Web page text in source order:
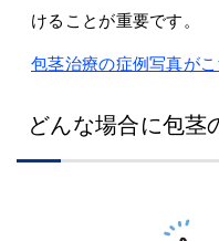
けることが重要です。
包茎治療の症例写真が
どんな場合に包茎